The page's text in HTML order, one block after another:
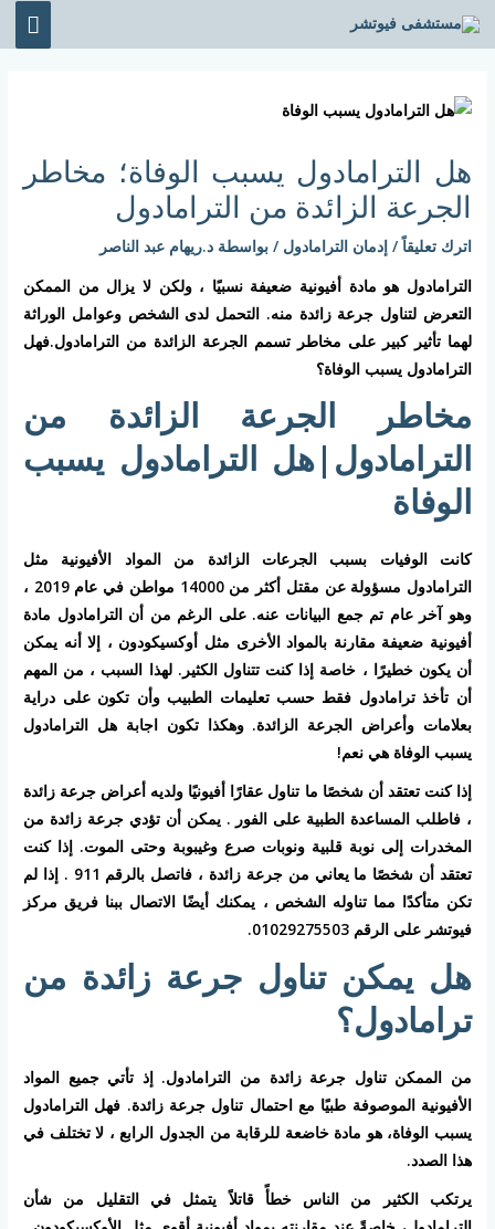
تخطي
إلى
هل الترامادول يسبب الوفاة؛ مخاطر
الجرعة الزائدة من الترامادول
اترك تعليقاً /إدمان الترامادول / بواسطة د.ريهام عبد الناصر
الترامادول هو مادة أفيونية ضعيفة نسبيًا ، ولكن لا يزال من الممكن
التعرض لتناول جرعة زائدة منه. التحمل لدى الشخص وعوامل الوراثة
لهما تأثير كبير على مخاطر تسمم الجرعة الزائدة من الترامادول.فهل
الترامادول يسبب الوفاة؟
مخاطر الجرعة الزائدة من
الترامادول|هل الترامادول يسبب
الوفاة
كانت الوفيات بسبب الجرعات الزائدة من المواد الأفيونية مثل
الترامادول مسؤولة عن مقتل أكثر من 14000 مواطن في عام 2019 ،
وهو آخر عام تم جمع البيانات عنه. على الرغم من أن الترامادول مادة
أفيونية ضعيفة مقارنة بالمواد الأخرى مثل أوكسيكودون ، إلا أنه يمكن
أن يكون خطيرًا ، خاصة إذا كنت تتناول الكثير. لهذا السبب ، من المهم
أن تأخذ ترامادول فقط حسب تعليمات الطبيب وأن تكون على دراية
بعلامات وأعراض الجرعة الزائدة. وهكذا تكون اجابة هل الترامادول
يسبب الوفاة هي نعم!
إذا كنت تعتقد أن شخصًا ما تناول عقارًا أفيونيًا ولديه أعراض جرعة زائدة
، فاطلب المساعدة الطبية على الفور . يمكن أن تؤدي جرعة زائدة من
المخدرات إلى نوبة قلبية ونوبات صرع وغيبوبة وحتى الموت. إذا كنت
تعتقد أن شخصًا ما يعاني من جرعة زائدة ، فاتصل بالرقم 911 . إذا لم
تكن متأكدًا مما تناوله الشخص ، يمكنك أيضًا الاتصال ببنا فريق مركز
فيوتشر على الرقم 01029275503.
هل يمكن تناول جرعة زائدة من
ترامادول؟
من الممكن تناول جرعة زائدة من الترامادول. إذ تأتي جميع المواد
الأفيونية الموصوفة طبيًا مع احتمال تناول جرعة زائدة. فهل الترامادول
يسبب الوفاة، هو مادة خاضعة للرقابة من الجدول الرابع ، لا تختلف في
هذا الصدد.
يرتكب الكثير من الناس خطأً قاتلاً يتمثل في التقليل من شأن
navigation